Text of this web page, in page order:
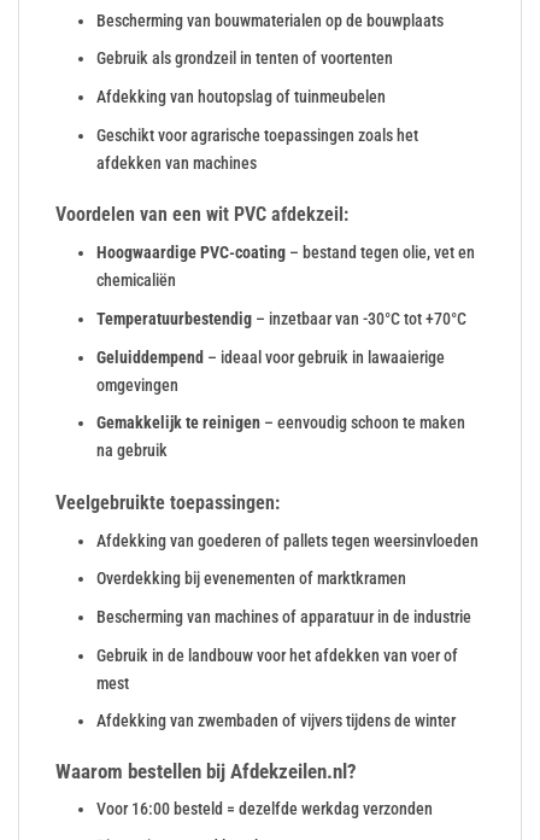
Bescherming van bouwmaterialen op de bouwplaats
Gebruik als grondzeil in tenten of voortenten
Afdekking van houtopslag of tuinmeubelen
Geschikt voor agrarische toepassingen zoals het
afdekken van machines
Voordelen van een wit PVC afdekzeil:
Hoogwaardige PVC-coating– bestand tegen olie, vet en
chemicaliën
Temperatuurbestendig– inzetbaar van -30°C tot +70°C
Geluiddempend – ideaal voor gebruik in lawaaierige
omgevingen
Gemakkelijk te reinigen– eenvoudig schoon te maken
na gebruik
Veelgebruikte toepassingen:
Afdekking van goederen of pallets tegen weersinvloeden
Overdekking bij evenementen of marktkramen
Bescherming van machines of apparatuur in de industrie
Gebruik in de landbouw voor het afdekken van voer of
mest
Afdekking van zwembaden of vijvers tijdens de winter
Waarom bestellen bij Afdekzeilen.nl?
Voor 16:00 besteld = dezelfde werkdag verzonden